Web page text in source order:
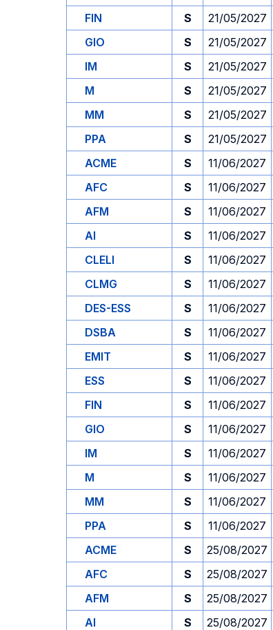
FIN
S 21/05/2027
GIO
S 21/05/2027
IM
S 21/05/2027
M
S 21/05/2027
MM
S 21/05/2027
PPA
S 21/05/2027
ACME
S 11/06/2027
AFC
S 11/06/2027
AFM
S 11/06/2027
AI
S 11/06/2027
CLELI
S 11/06/2027
CLMG
S 11/06/2027
DES-ESS
S 11/06/2027
DSBA
S 11/06/2027
EMIT
S 11/06/2027
ESS
S 11/06/2027
FIN
S 11/06/2027
GIO
S 11/06/2027
IM
S 11/06/2027
M
S 11/06/2027
MM
S 11/06/2027
PPA
S 11/06/2027
ACME
S 25/08/2027
AFC
S 25/08/2027
AFM
S 25/08/2027
AI
S 25/08/2027